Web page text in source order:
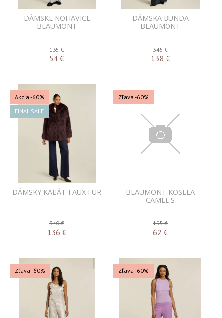
DÁMSKE NOHAVICE
BEAUMONT
135 €
54 €
DÁMSKA BUNDA
BEAUMONT
345 €
138 €
Akcia -60%
FINAL SALE
DÁMSKY KABÁT FAUX FUR
340 €
136 €
Zľava -60%
BEAUMONT KOSELA
CAMEL S
155 €
62 €
Zľava -60% Zľava -60%